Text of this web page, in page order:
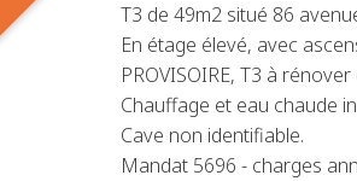
T3 de 49m2 situé 86
En étage élevé, avec
PROVISOIRE, T3 à
Chauffage et eau chaude
Cave non identifiable.
Mandat 5696 - charges